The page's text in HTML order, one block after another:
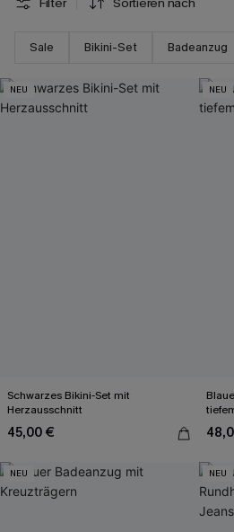
Sale Bikini-Set Badeanzug
NEU
Schwarzes Bikini-Set mit
Herzausschnitt
45,00 €
NEU
NEU NEU